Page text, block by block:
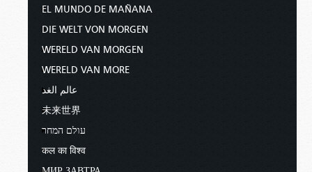
EL MUNDO DE MAÑANA
DIE WELT VON MORGEN
WERELD VAN MORGEN
WERELD VAN MORE
عالم الغد
未来世界
עולם המחר
कल का विश्व